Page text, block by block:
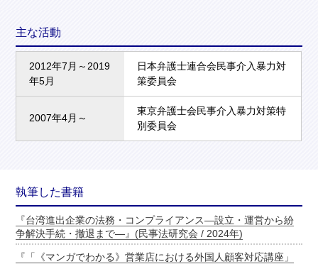
主な活動
2012年7月～2019
年5月
日本弁護士連合会民事介入暴力対
策委員会
2007年4月～
東京弁護士会民事介入暴力対策特
別委員会
執筆した書籍
『台湾進出企業の法務・コンプライアンス―設立・運営から紛
争解決手続・撤退まで―』(民事法研究会 / 2024年)
『「《マンガでわかる》営業店における外国人顧客対応講座」